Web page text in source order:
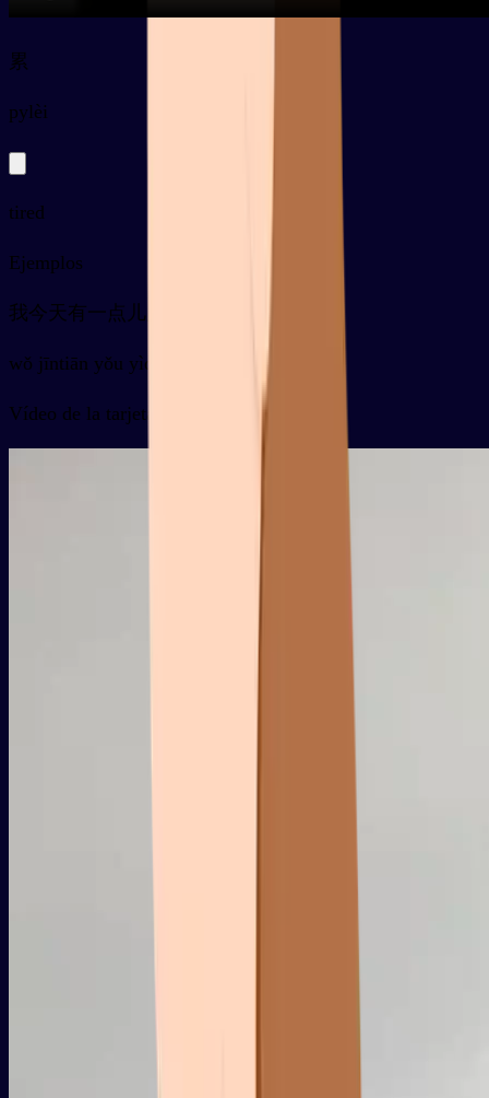
累
pylèi
tired
Ejemplos
我今天有一点儿累
wǒ jīntiān yǒu yìdiǎnr lèi
Vídeo de la tarjeta